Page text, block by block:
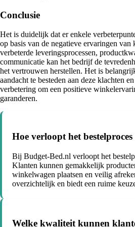
Conclusie
Het is duidelijk dat er enkele
op basis van de negatieve ervaringen
verbeterde leveringsprocessen,
communicatie kan het bedrijf de
het vertrouwen herstellen. Het is
aandacht te besteden aan deze klachten
verbetering om een positieve
garanderen.
Hoe verloopt het
Bij Budget-Bed.nl verloopt het
Klanten kunnen gemakkelijk
winkelwagen plaatsen en veilig
overzichtelijk en biedt een ruime
Welke kwaliteit kunnen